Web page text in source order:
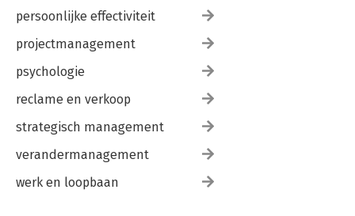
persoonlijke effectiviteit
projectmanagement
psychologie
reclame en verkoop
strategisch management
verandermanagement
werk en loopbaan